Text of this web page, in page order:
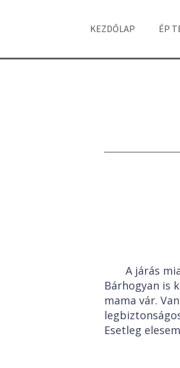
KEZDŐLAP ÉP
A járás
Bárhogyan is
mama vár.
Esetleg